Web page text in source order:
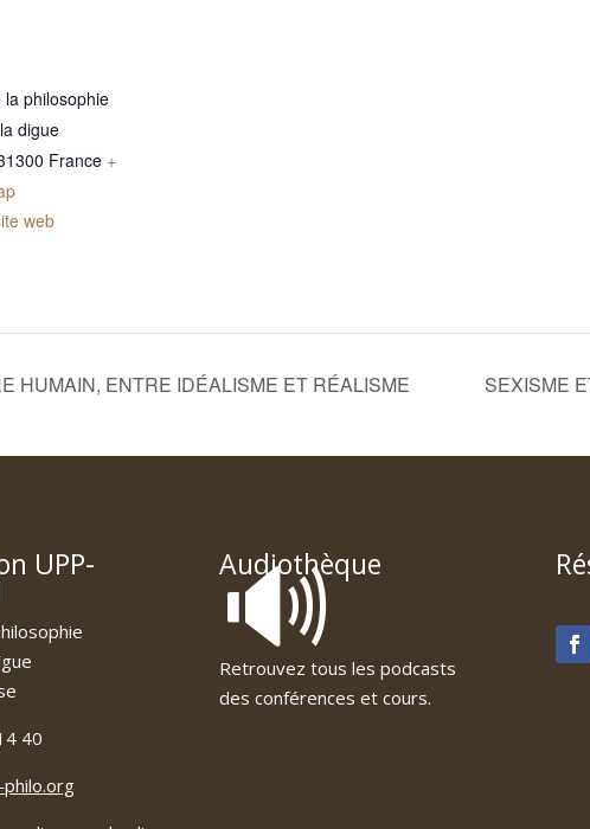
la philosophie
digue
France +
web
HUMAIN, ENTRE IDÉALISME ET RÉALISME SEXISME
UPP-
40
philo.org
Audiothèque
🔊
Retrouvez tous les podcasts
des conférences et cours.